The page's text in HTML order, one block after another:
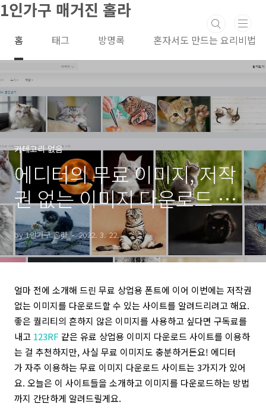
본문 바로가기
1인가구 매거진 홀라
홈 태그 방명록 혼자서도 만드는 요리비법
카테고리 없음
에디터의 무료 이미지, 저작
권 없는 이미지 다운로드 사
이트 BEST 3
by 1인가구 홀라 2022. 3. 22.
얼마 전에 소개해 드린 무료 상업용 폰트에 이어 이번에는 저작권
없는 이미지를 다운로드할 수 있는 사이트를 알려드리려고 해요.
좋은 퀄리티의 흔하지 않은 이미지를 사용하고 싶다면 구독료를
내고 123RF 같은 유료 상업용 이미지 다운로드 사이트를 이용하
는 걸 추천하지만, 사실 무료 이미지도 충분하거든요! 에디터
가 자주 이용하는 무료 이미지 다운로드 사이트는 3가지가 있어
요. 오늘은 이 사이트들을 소개하고 이미지를 다운로드하는 방법
까지 간단하게 알려드릴게요.